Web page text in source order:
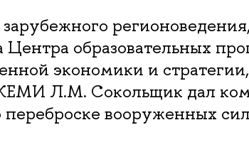
регионоведения,
Центра образовательных
экономики и
Л.М. Сокольщик дал
переброске вооруженных